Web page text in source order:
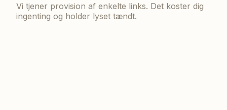
Vi tjener provision af enkelte links. Det koster dig
ingenting og holder lyset tændt.